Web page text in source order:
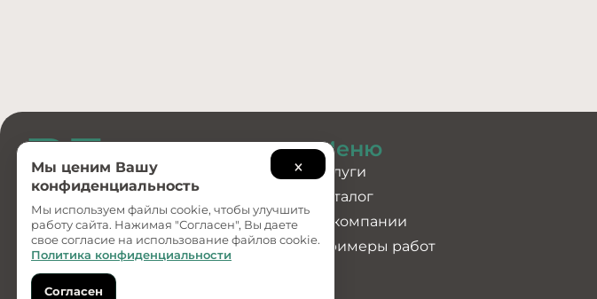
Создание и
продвижение сайтов
Меню
Услуги
Каталог
О компании
Примеры работ
×
Мы ценим Вашу
конфиденциальность
Мы используем файлы cookie, чтобы улучшить
работу сайта. Нажимая "Согласен", Вы даете
свое согласие на использование файлов cookie.
Политика конфиденциальности
Согласен